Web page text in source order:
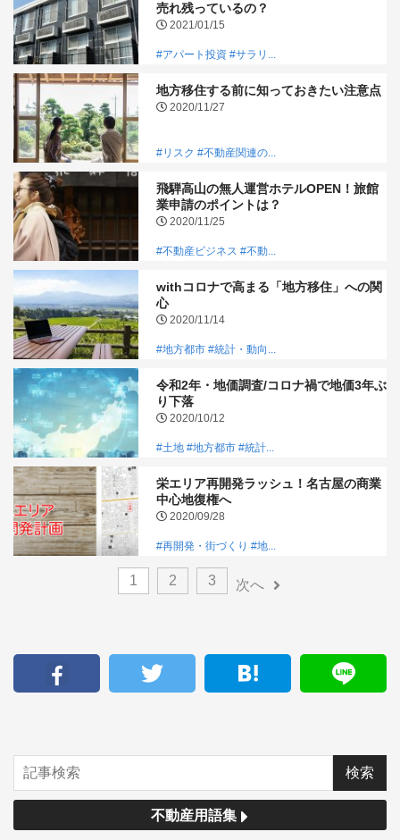
売れ残っているの？
2021/01/15
#アパート投資 #サラリ...
地方移住する前に知っておきたい注意点
2020/11/27
#リスク #不動産関連の...
飛騨高山の無人運営ホテルOPEN！旅館
業申請のポイントは？
2020/11/25
#不動産ビジネス #不動...
withコロナで高まる「地方移住」への関
心
2020/11/14
#地方都市 #統計・動向...
令和2年・地価調査/コロナ禍で地価3年ぶ
り下落
2020/10/12
#土地 #地方都市 #統計...
栄エリア再開発ラッシュ！名古屋の商業
中心地復権へ
2020/09/28
#再開発・街づくり #地...
1 2 3 次へ
不動産用語集